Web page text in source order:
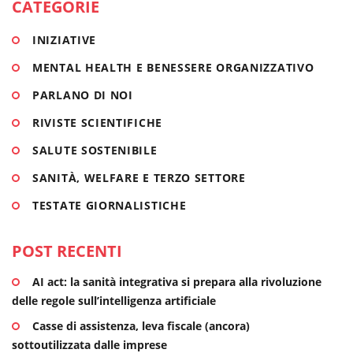
assistenziali e non lucrativi, in...
CATEGORIE
INIZIATIVE
MENTAL HEALTH E BENESSERE ORGANIZZATIVO
PARLANO DI NOI
RIVISTE SCIENTIFICHE
SALUTE SOSTENIBILE
SANITÀ, WELFARE E TERZO SETTORE
TESTATE GIORNALISTICHE
POST RECENTI
AI act: la sanità integrativa si prepara alla rivoluzione
delle regole sull’intelligenza artificiale
Casse di assistenza, leva fiscale (ancora)
sottoutilizzata dalle imprese